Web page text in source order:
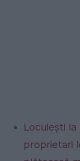
Locuiești
proprietari